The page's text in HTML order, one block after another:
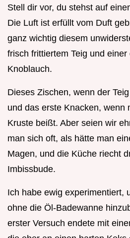
Stell dir vor, du stehst auf
Die Luft ist erfüllt vom Duft
ganz wichtig diesem
frisch frittiertem Teig und
Knoblauch.
Dieses Zischen, wenn der
und das erste Knacken, wenn
Kruste beißt. Aber seien wir
man sich oft, als hätte man
Magen, und die Küche riecht
Imbissbude.
Ich habe ewig experimentiert,
ohne die Öl-Badewanne
erster Versuch endete mit